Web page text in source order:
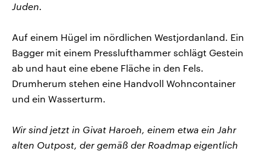
Juden.
Auf einem Hügel im nördlichen Westjordanland. Ein
Bagger mit einem Presslufthammer schlägt Gestein
ab und haut eine ebene Fläche in den Fels.
Drumherum stehen eine Handvoll Wohncontainer
und ein Wasserturm.
Wir sind jetzt in Givat Haroeh, einem etwa ein Jahr
alten Outpost, der gemäß der Roadmap eigentlich